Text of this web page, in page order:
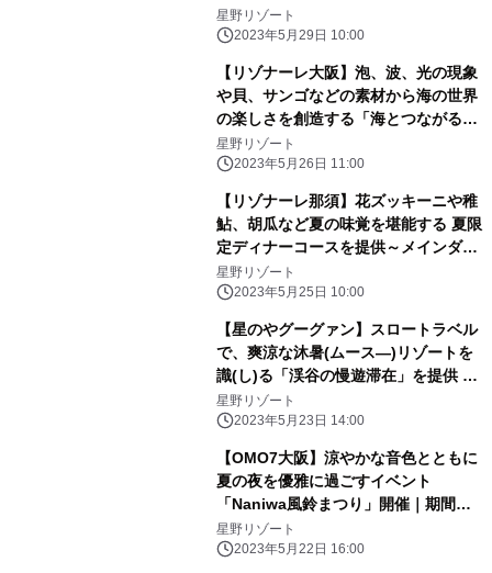
年6月13日／期間：2023年6月24日〜
2024年6月19日
星野リゾート
2023年5月29日 10:00
【リゾナーレ大阪】泡、波、光の現象
や貝、サンゴなどの素材から海の世界
の楽しさを創造する「海とつながるア
トリエ」誕生｜期間：2023年6月1
日〜9月30日
星野リゾート
2023年5月26日 11:00
【リゾナーレ那須】花ズッキーニや稚
鮎、胡瓜など夏の味覚を堪能する 夏限
定ディナーコースを提供～メインダイ
ニング「OTTO SETTE(オットセッテ)
NASU(ナス)」のフルコース～| 期間：
星野リゾート
2023年5月25日 10:00
【星のやグーグァン】スロートラベル
で、爽涼な沐暑(ムース―)リゾートを
識(し)る「渓谷の慢遊滞在」を提供 ～
森林散策や川辺のピクニックで谷關(グ
ーグァン)と「つながる」2泊3日の滞
日〜8月31日
星野リゾート
2023年5月23日 14:00
【OMO7大阪】涼やかな音色とともに
夏の夜を優雅に過ごすイベント
「Naniwa風鈴まつり」開催｜期間：
2023年6月1日～8月31日
星野リゾート
2023年5月22日 16:00